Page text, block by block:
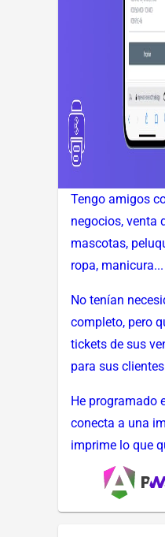
Tengo amigos
negocios, venta
mascotas,
ropa, manicura...
No tenían
completo, pero
tickets de sus
para sus
He programado
conecta a una
imprime lo que